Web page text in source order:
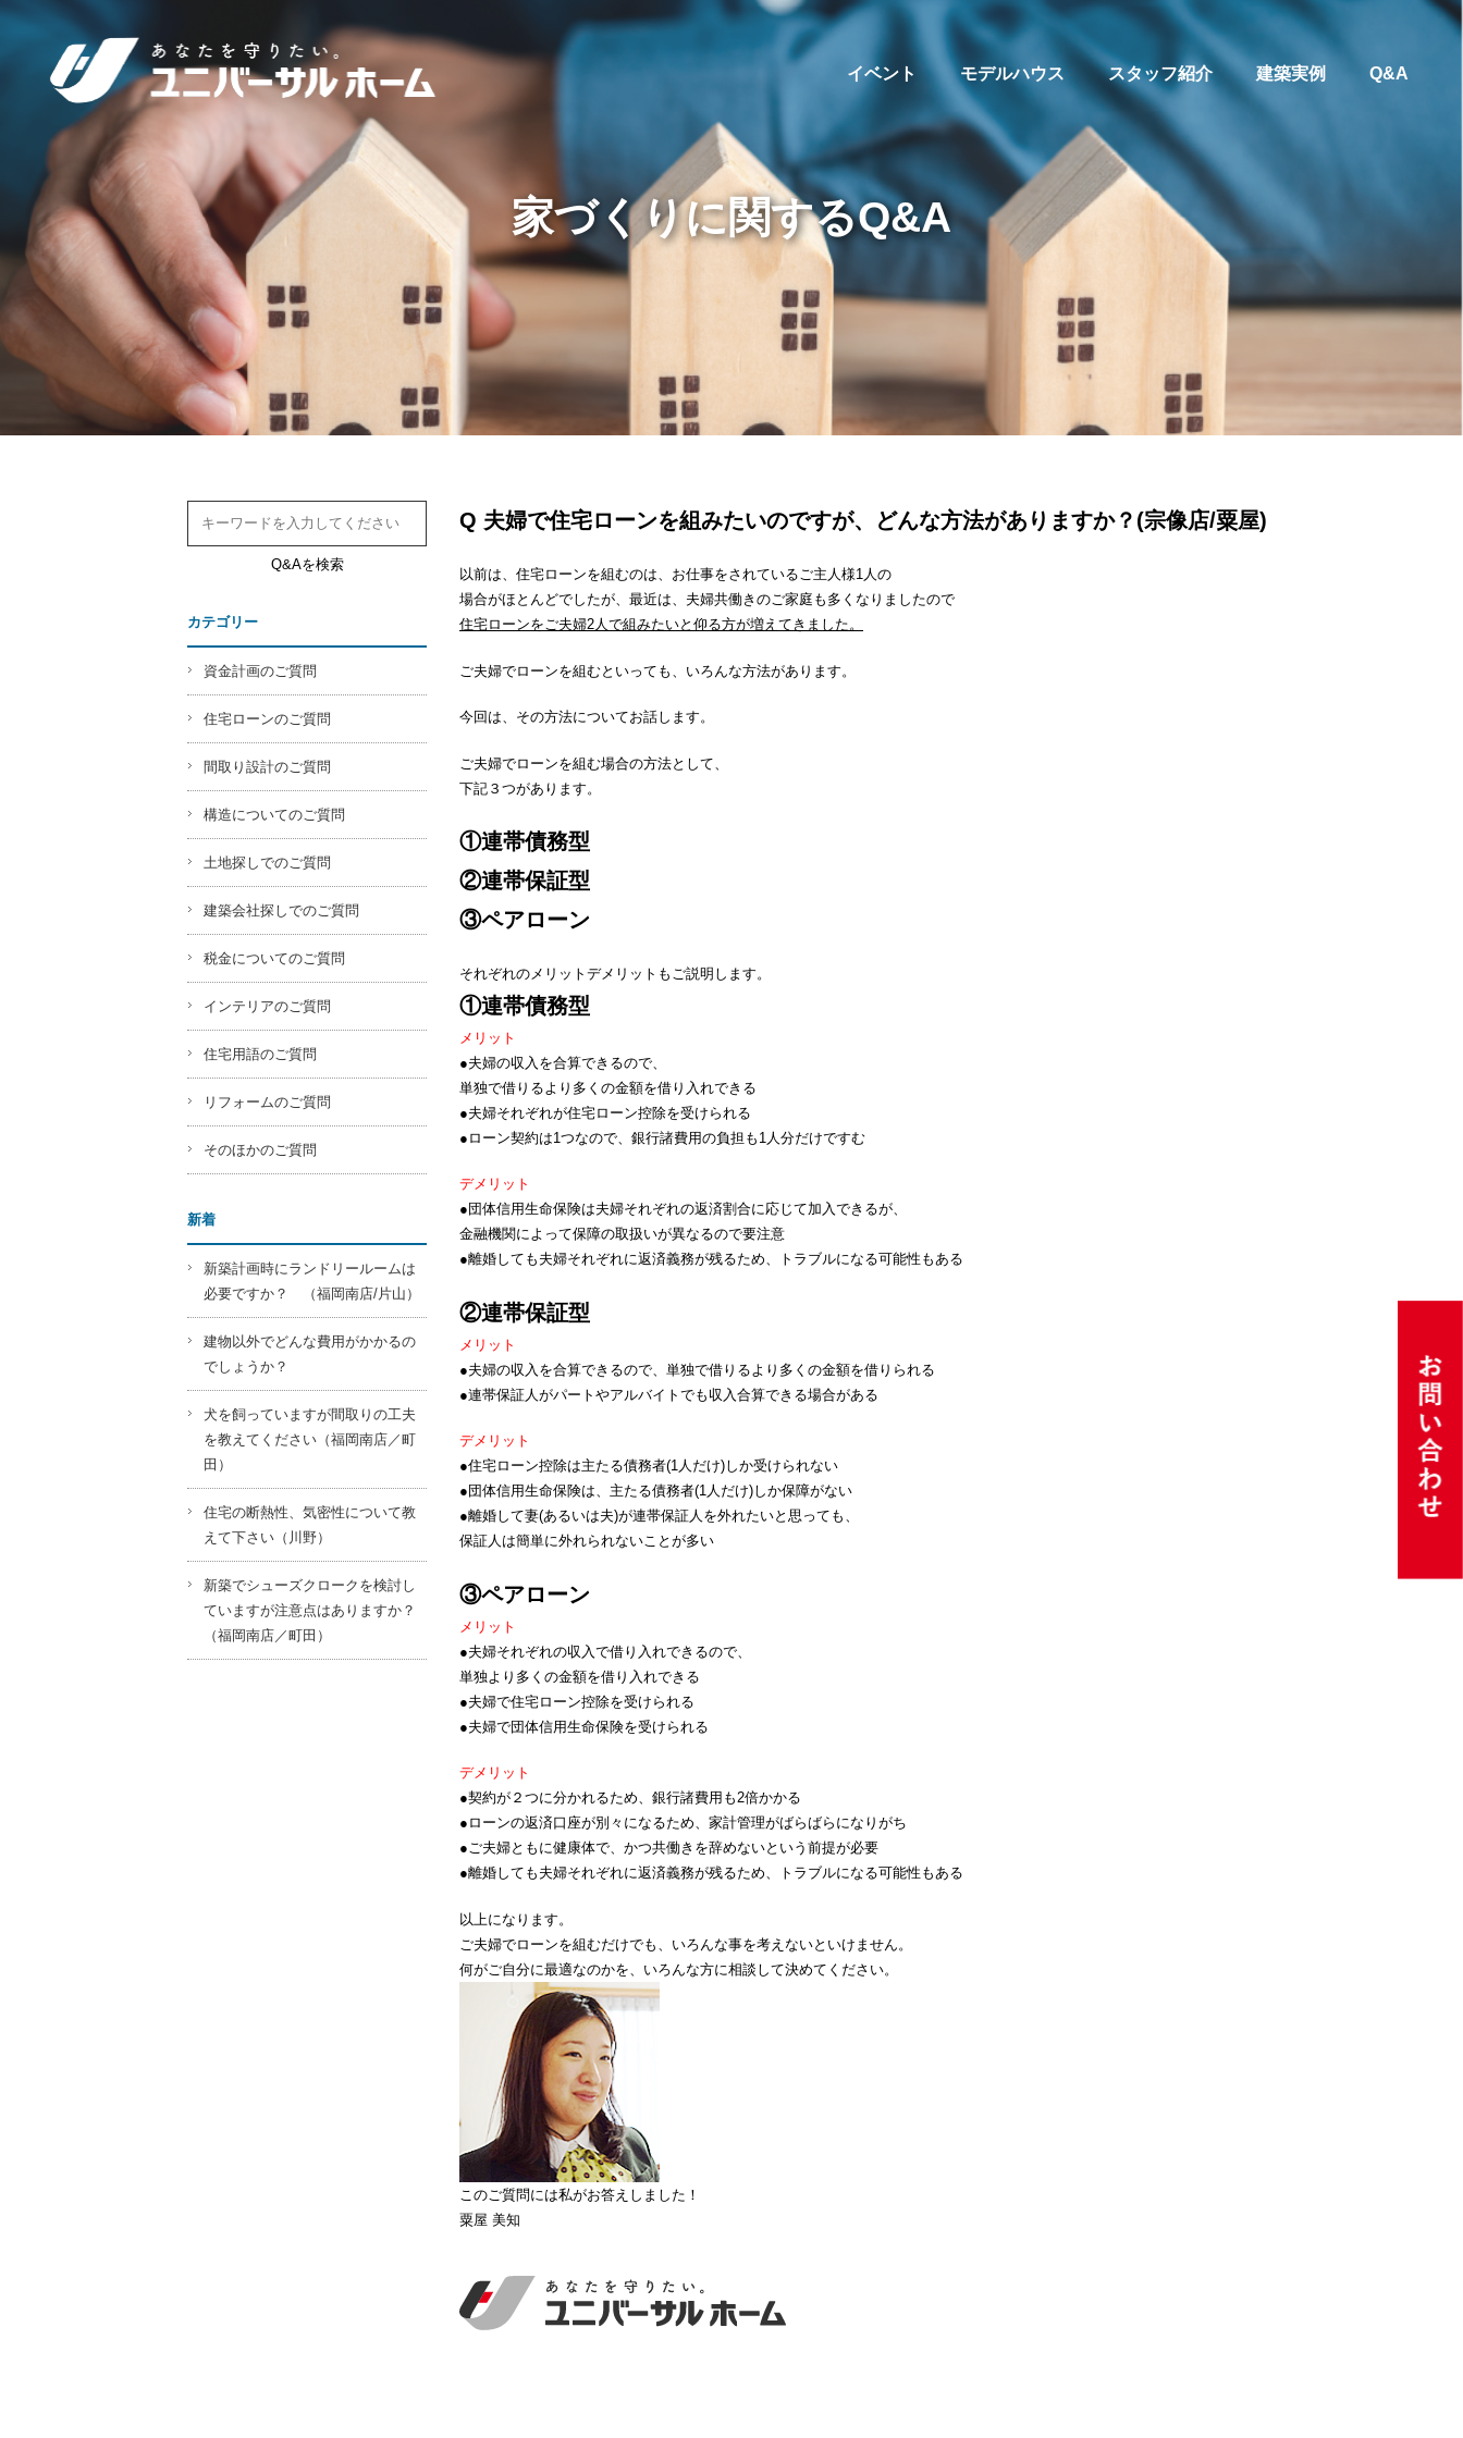
イベント モデルハウス スタッフ紹介 建築実例 Q&A
家づくりに関するQ&A
Q 夫婦で住宅ローンを組みたいのですが、どんな方法がありますか？(宗像店/粟屋)
以前は、住宅ローンを組むのは、お仕事をされているご主人様1人の
場合がほとんどでしたが、最近は、夫婦共働きのご家庭も多くなりましたので
住宅ローンをご夫婦2人で組みたいと仰る方が増えてきました。
ご夫婦でローンを組むといっても、いろんな方法があります。
今回は、その方法についてお話します。
ご夫婦でローンを組む場合の方法として、
下記３つがあります。
①連帯債務型
②連帯保証型
③ペアローン
それぞれのメリットデメリットもご説明します。
①連帯債務型
メリット
●夫婦の収入を合算できるので、
単独で借りるより多くの金額を借り入れできる
●夫婦それぞれが住宅ローン控除を受けられる
●ローン契約は1つなので、銀行諸費用の負担も1人分だけですむ
デメリット
●団体信用生命保険は夫婦それぞれの返済割合に応じて加入できるが、
金融機関によって保障の取扱いが異なるので要注意
●離婚しても夫婦それぞれに返済義務が残るため、トラブルになる可能性もある
②連帯保証型
メリット
●夫婦の収入を合算できるので、単独で借りるより多くの金額を借りられる
●連帯保証人がパートやアルバイトでも収入合算できる場合がある
デメリット
●住宅ローン控除は主たる債務者(1人だけ)しか受けられない
●団体信用生命保険は、主たる債務者(1人だけ)しか保障がない
●離婚して妻(あるいは夫)が連帯保証人を外れたいと思っても、
保証人は簡単に外れられないことが多い
③ペアローン
メリット
●夫婦それぞれの収入で借り入れできるので、
単独より多くの金額を借り入れできる
●夫婦で住宅ローン控除を受けられる
●夫婦で団体信用生命保険を受けられる
デメリット
●契約が２つに分かれるため、銀行諸費用も2倍かかる
●ローンの返済口座が別々になるため、家計管理がばらばらになりがち
●ご夫婦ともに健康体で、かつ共働きを辞めないという前提が必要
●離婚しても夫婦それぞれに返済義務が残るため、トラブルになる可能性もある
以上になります。
ご夫婦でローンを組むだけでも、いろんな事を考えないといけません。
何がご自分に最適なのかを、いろんな方に相談して決めてください。
このご質問には私がお答えしました！
粟屋 美知
Q&Aを検索
カテゴリー
資金計画のご質問
住宅ローンのご質問
間取り設計のご質問
構造についてのご質問
土地探しでのご質問
建築会社探しでのご質問
税金についてのご質問
インテリアのご質問
住宅用語のご質問
リフォームのご質問
そのほかのご質問
新着
新築計画時にランドリールームは
必要ですか？ （福岡南店/片山）
建物以外でどんな費用がかかるの
でしょうか？
犬を飼っていますが間取りの工夫
を教えてください（福岡南店／町
田）
住宅の断熱性、気密性について教
えて下さい（川野）
新築でシューズクロークを検討し
ていますが注意点はありますか？
（福岡南店／町田）